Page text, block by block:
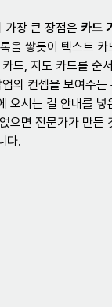
장 큰 장점은 카드
을 쌓듯이 텍스트 카
드, 지도 카드를 순
의 컨셉을 보여주는
오시는 길 안내를 넣
으면 전문가가 만든
다.